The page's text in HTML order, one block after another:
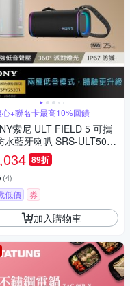
心+聯名卡最高10%回饋
索尼 ULT FIELD 5 可攜
水藍牙喇叭 SRS-ULT50
貨 保固12個月
89折
(4)
低價 券
加入購物車